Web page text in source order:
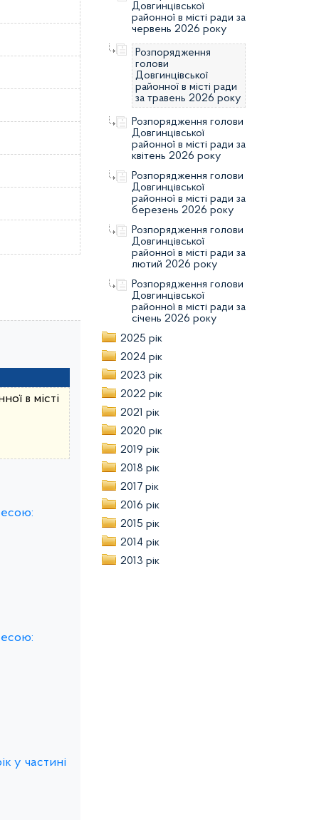
в місті
у частині
Довгинцівської
районної в місті ради за
червень 2026 року
Розпорядження
голови
Довгинцівської
районної в місті ради
за травень 2026 року
Розпорядження голови
Довгинцівської
районної в місті ради за
квітень 2026 року
Розпорядження голови
Довгинцівської
районної в місті ради за
березень 2026 року
Розпорядження голови
Довгинцівської
районної в місті ради за
лютий 2026 року
Розпорядження голови
Довгинцівської
районної в місті ради за
січень 2026 року
2025 рік
2024 рік
2023 рік
2022 рік
2021 рік
2020 рік
2019 рік
2018 рік
2017 рік
2016 рік
2015 рік
2014 рік
2013 рік